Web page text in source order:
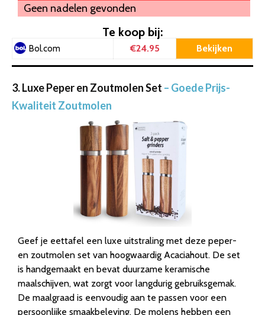
Geen nadelen gevonden
Te koop bij:
Bol.com €24.95 Bekijken
3. Luxe Peper en Zoutmolen Set – Goede Prijs-
Kwaliteit Zoutmolen
Geef je eettafel een luxe uitstraling met deze peper-
en zoutmolen set van hoogwaardig Acaciahout. De set
is handgemaakt en bevat duurzame keramische
maalschijven, wat zorgt voor langdurig gebruiksgemak.
De maalgraad is eenvoudig aan te passen voor een
persoonlijke smaakbeleving. De molens hebben een